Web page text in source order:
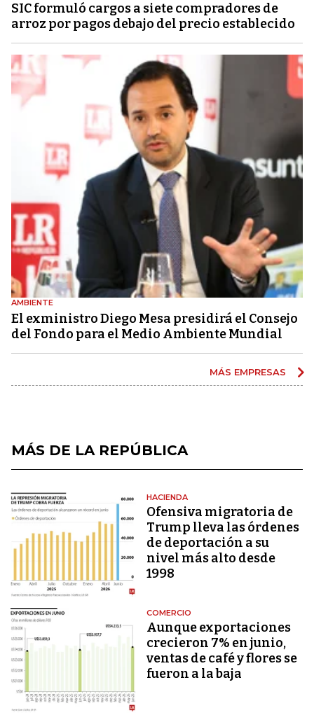
SIC formuló cargos a siete compradores de
arroz por pagos debajo del precio establecido
AMBIENTE
El exministro Diego Mesa presidirá el Consejo
del Fondo para el Medio Ambiente Mundial
MÁS EMPRESAS
MÁS DE LA REPÚBLICA
HACIENDA
Ofensiva migratoria de
Trump lleva las órdenes
de deportación a su
nivel más alto desde
1998
COMERCIO
Aunque exportaciones
crecieron 7% en junio,
ventas de café y flores se
fueron a la baja